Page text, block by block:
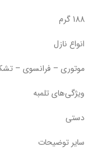
188 گرم
انواع نازل
موتوری – فرانسوی –
ویژگی‌های تلمبه
دستی
سایر توضیحات